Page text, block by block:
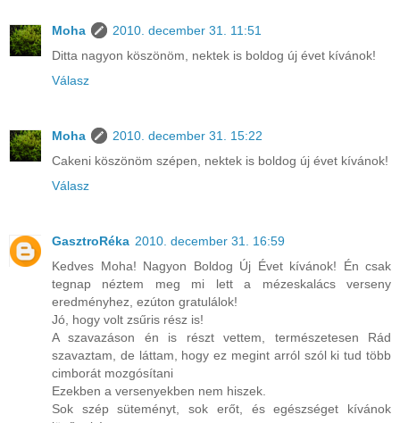
Moha
2010. december 31. 11:51
Ditta nagyon köszönöm, nektek is boldog új évet kívánok!
Válasz
Moha
2010. december 31. 15:22
Cakeni köszönöm szépen, nektek is boldog új évet kívánok!
Válasz
GasztroRéka 2010. december 31. 16:59
Kedves Moha! Nagyon Boldog Új Évet kívánok! Én csak
tegnap néztem meg mi lett a mézeskalács verseny
eredményhez, ezúton gratulálok!
Jó, hogy volt zsűris rész is!
A szavazáson én is részt vettem, természetesen Rád
szavaztam, de láttam, hogy ez megint arról szól ki tud több
cimborát mozgósítani
Ezekben a versenyekben nem hiszek.
Sok szép süteményt, sok erőt, és egészséget kívánok